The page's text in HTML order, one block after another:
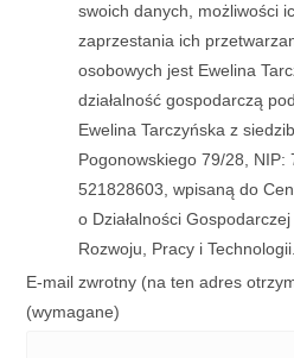
swoich danych, możliwości
zaprzestania ich
osobowych jest Ewelina
działalność gospodarczą
Ewelina Tarczyńska z
Pogonowskiego 79/28, NIP:
521828603, wpisaną do
o Działalności
Rozwoju, Pracy i Technologii.
E-mail zwrotny (na ten adres
(wymagane)